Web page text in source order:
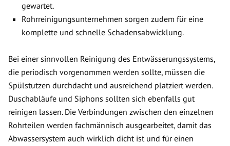
gewartet.
Rohrreinigungsunternehmen sorgen zudem für eine
komplette und schnelle Schadensabwicklung.
Bei einer sinnvollen Reinigung des Entwässerungssystems,
die periodisch vorgenommen werden sollte, müssen die
Spülstutzen durchdacht und ausreichend platziert werden.
Duschabläufe und Siphons sollten sich ebenfalls gut
reinigen lassen. Die Verbindungen zwischen den einzelnen
Rohrteilen werden fachmännisch ausgearbeitet, damit das
Abwassersystem auch wirklich dicht ist und für einen